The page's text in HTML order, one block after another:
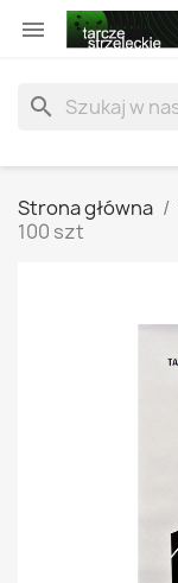

search
Strona główna
100 szt